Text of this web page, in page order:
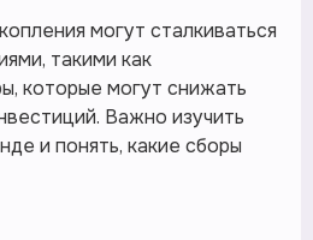
могут сталкиваться
такими как
которые могут снижать
Важно изучить
и понять, какие сборы